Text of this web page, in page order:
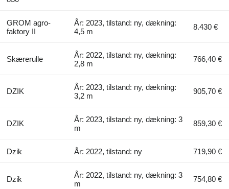
GROM agro-
faktory II
År: 2023, tilstand: ny, dækning:
4,5 m
8.430 €
Skærerulle
År: 2022, tilstand: ny, dækning:
2,8 m
766,40 €
DZIK
År: 2023, tilstand: ny, dækning:
3,2 m
905,70 €
DZIK
År: 2023, tilstand: ny, dækning: 3
m
859,30 €
Dzik År: 2022, tilstand: ny 719,90 €
Dzik
År: 2022, tilstand: ny, dækning: 3
m
754,80 €